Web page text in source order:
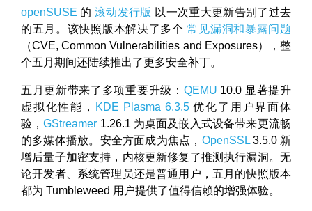
openSUSE 的滚动发行版 以一次重大更新告别了过去
的五月。该快照版本解决了多个常见漏洞和暴露问题
（CVE, Common Vulnerabilities and Exposures），整
个五月期间还陆续推出了更多安全补丁。
五月更新带来了多项重要升级： QEMU 10.0 显著提升
虚拟化性能，
KDE Plasma 6.3.5优化了用户界面体
验，GStreamer 1.26.1 为桌面及嵌入式设备带来更流畅
的多媒体播放。安全方面成为焦点， OpenSSL3.5.0 新
增后量子加密支持，内核更新修复了推测执行漏洞。无
论开发者、系统管理员还是普通用户，五月的快照版本
都为 Tumbleweed 用户提供了值得信赖的增强体验。